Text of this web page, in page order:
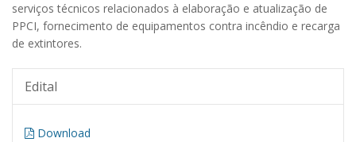
serviços técnicos relacionados à elaboração e atualização de
PPCI, fornecimento de equipamentos contra incêndio e recarga
de extintores.
Edital
Download